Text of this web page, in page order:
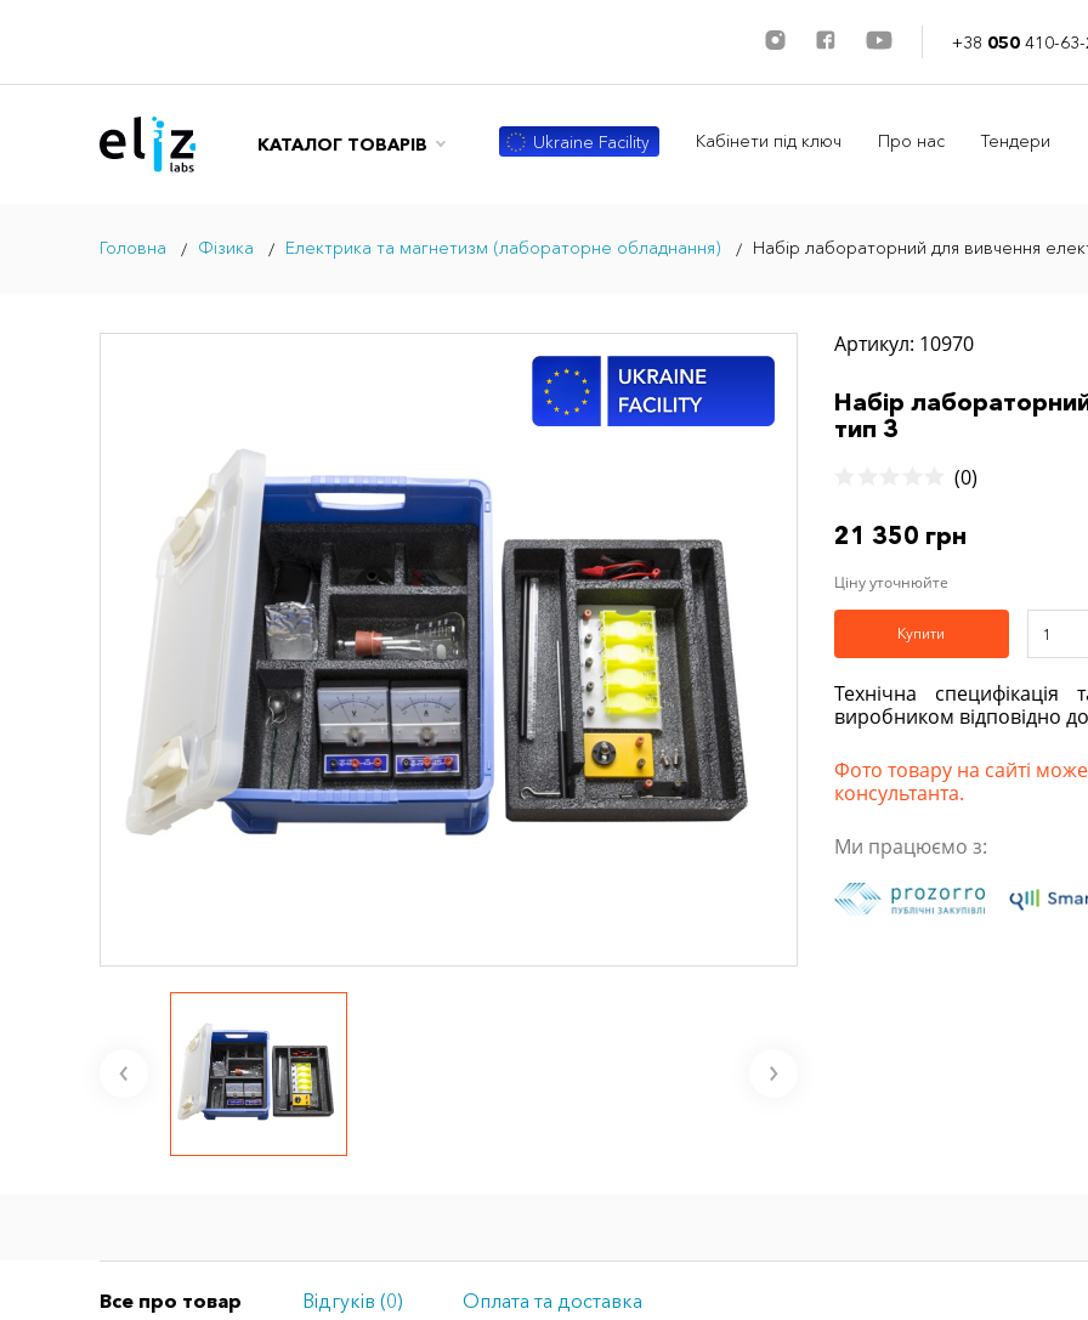
+38 050 410-
КАТАЛОГ ТОВАРІВ Ukraine Facility Кабінети під ключ Про нас Тендери
Головна Фізика Електрика та магнетизм (лабораторне обладнання) Набір лабораторний для вивчення
Артикул: 10970
Набір
тип 3
(0)
21 350 грн
Ціну уточнюйте
Купити
Технічна
виробником відповідно
Фото товару на сайті може
консультанта.
Ми працюємо з:
Все про товар Відгуків (0) Оплата та доставка